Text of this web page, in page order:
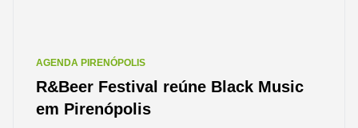
AGENDA PIRENÓPOLIS
R&Beer Festival reúne Black Music
em Pirenópolis